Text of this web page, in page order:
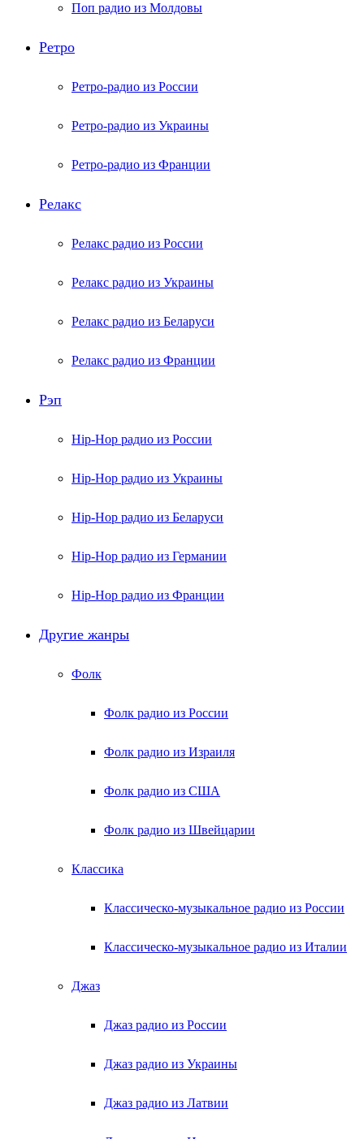
Поп радио из Молдовы
Ретро
Ретро-радио из России
Ретро-радио из Украины
Ретро-радио из Франции
Релакс
Релакс радио из России
Релакс радио из Украины
Релакс радио из Беларуси
Релакс радио из Франции
Рэп
Hip-Hop радио из России
Hip-Hop радио из Украины
Hip-Hop радио из Беларуси
Hip-Hop радио из Германии
Hip-Hop радио из Франции
Другие жанры
Фолк
Фолк радио из России
Фолк радио из Израиля
Фолк радио из США
Фолк радио из Швейцарии
Классика
Классическо-музыкальное радио из России
Классическо-музыкальное радио из Италии
Джаз
Джаз радио из России
Джаз радио из Украины
Джаз радио из Латвии